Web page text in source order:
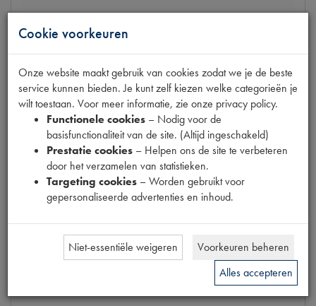
BX/C15/VI
op voorraad
Productnummer 1680048
14
23
,76excl. btw)
Info
Cookie voorkeuren
Onze website maakt gebruik van cookies zodat we je de beste
service kunnen bieden. Je kunt zelf kiezen welke categorieën je
wilt toestaan. Voor meer informatie, zie onze privacy policy.
Functionele cookies – Nodig voor de
basisfunctionaliteit van de site. (Altijd ingeschakeld)
Prestatie cookies – Helpen ons de site te verbeteren
door het verzamelen van statistieken.
Targeting cookies – Worden gebruikt voor
gepersonaliseerde advertenties en inhoud.
Niet-essentiële weigeren
Voorkeuren beheren
Alles accepteren